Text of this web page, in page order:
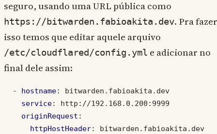
seguro, usando uma URL pública como
https://bitwarden.fabioakita.dev. Pra fazer
isso temos que editar aquele arquivo
/etc/cloudflared/config.yml e adicionar no
final dele assim:
- hostname:
bitwarden.fabioakita.dev
service:
http://192.168.0.200:9999
originRequest :
httpHostHeader:
bitwarden.fabioakita.dev